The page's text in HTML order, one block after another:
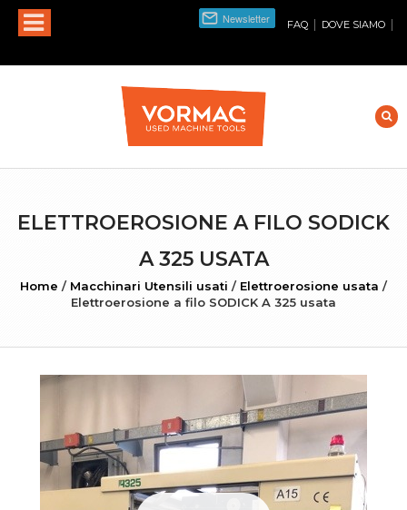
FAQ | DOVE SIAMO |
ELETTROEROSIONE A FILO SODICK
A 325 USATA
Home / Macchinari Utensili usati / Elettroerosione usata /
Elettroerosione a filo SODICK A 325 usata